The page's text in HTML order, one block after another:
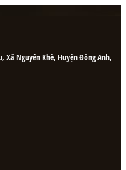
Xã Nguyên Khê, Huyện Đông Anh,